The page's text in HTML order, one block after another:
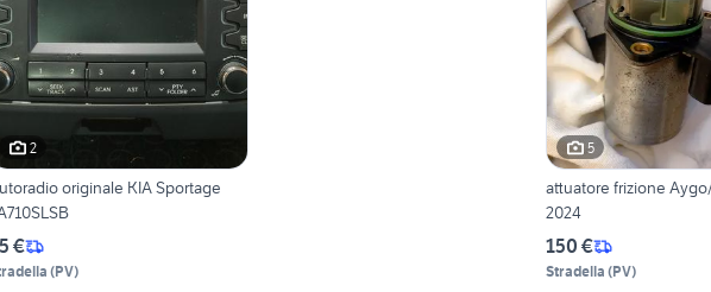
2
originale KIA Sportage
€
(PV)
5
attuatore frizione Aygo/
2024
150 €
Stradella (PV)